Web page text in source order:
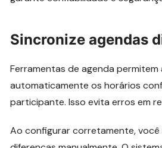
Sincronize agendas
Ferramentas de agenda permitem
automaticamente os horários
participante. Isso evita erros em
Ao configurar corretamente,